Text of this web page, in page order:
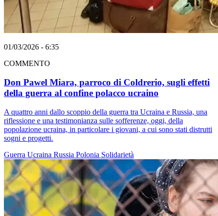
01/03/2026 - 6:35
COMMENTO
Don Pawel Miara, parroco di Coldrerio, sugli effetti
della guerra al confine polacco ucraino
A quattro anni dallo scoppio della guerra tra Ucraina e Russia, una
riflessione e una testimonianza sulle sofferenze, oggi, della
popolazione ucraina, in particolare i giovani, a cui sono stati distrutti
sogni e progetti.
Guerra Ucraina Russia Polonia Solidarietà